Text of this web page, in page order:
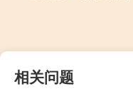
相关问题